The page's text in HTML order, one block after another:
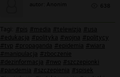
autor: Anonim 638
Tagi: #pis #media #telewizja #usa
#edukacja #polityka #wojna #politycy
#tvp #propaganda #epidemia #wiara
#manipulacja #zboczenie
#dezinformacja #nwo #szczepionki
#pandemia #szczepienia #spisek